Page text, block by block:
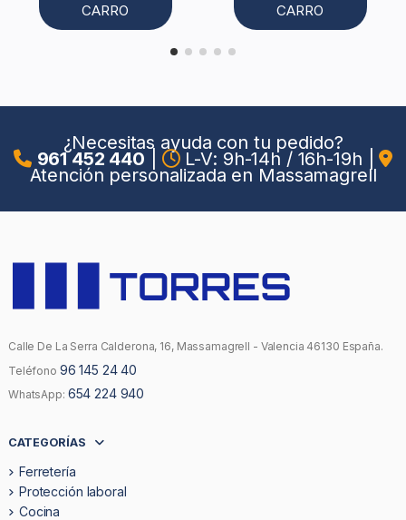
CARRO
CARRO
¿Necesitas ayuda con tu pedido?
961 452 440 L-V: 9h-14h / 16h-19h
Atención personalizada en Massamagrell
Calle De La Serra Calderona, 16, Massamagrell - Valencia 46130 España.
Teléfono 96 145 24 40
WhatsApp: 654 224 940
CATEGORÍAS
Ferretería
Protección laboral
Cocina